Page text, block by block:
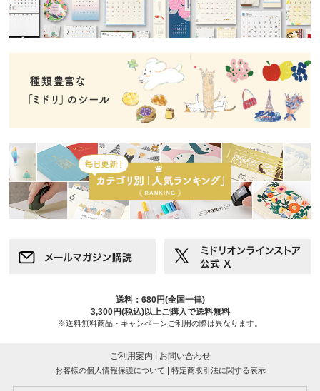
送料：680円(全国一律)
3,300円(税込)以上ご購入で送料無料
※送料無料商品・キャンペーンご利用の際は異なります。
ご利用案内 | お問い合わせ
お客様の個人情報保護について | 特定商取引法に関する表示